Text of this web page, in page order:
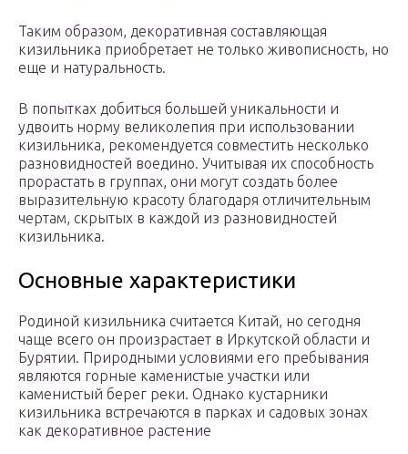
Таким образом, декоративная составляющая
кизильника приобретает не только живописность, но
еще и натуральность.
В попытках добиться большей уникальности и
удвоить норму великолепия при использовании
кизильника, рекомендуется совместить несколько
разновидностей воедино. Учитывая их способность
прорастать в группах, они могут создать более
выразительную красоту благодаря отличительным
чертам, скрытых в каждой из разновидностей
кизильника.
Основные характеристики
Родиной кизильника считается Китай, но сегодня
чаще всего он произрастает в Иркутской области и
Бурятии. Природными условиями его пребывания
являются горные каменистые участки или
каменистый берег реки. Однако кустарники
кизильника встречаются в парках и садовых зонах
как декоративное растение